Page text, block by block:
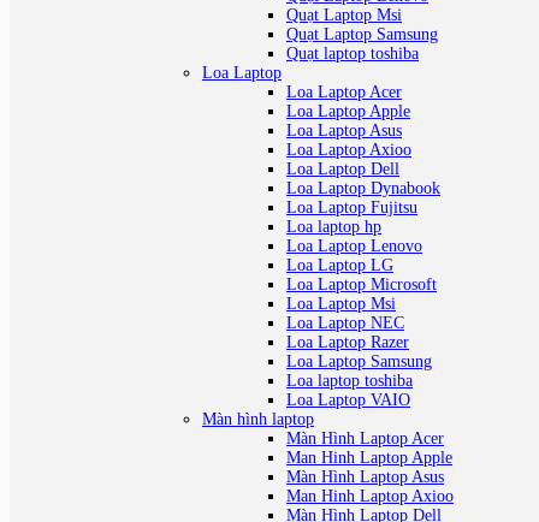
Quạt Laptop Msi
Quạt Laptop Samsung
Quạt laptop toshiba
Loa Laptop
Loa Laptop Acer
Loa Laptop Apple
Loa Laptop Asus
Loa Laptop Axioo
Loa Laptop Dell
Loa Laptop Dynabook
Loa Laptop Fujitsu
Loa laptop hp
Loa Laptop Lenovo
Loa Laptop LG
Loa Laptop Microsoft
Loa Laptop Msi
Loa Laptop NEC
Loa Laptop Razer
Loa Laptop Samsung
Loa laptop toshiba
Loa Laptop VAIO
Màn hình laptop
Màn Hình Laptop Acer
Man Hinh Laptop Apple
Màn Hình Laptop Asus
Man Hinh Laptop Axioo
Màn Hình Laptop Dell